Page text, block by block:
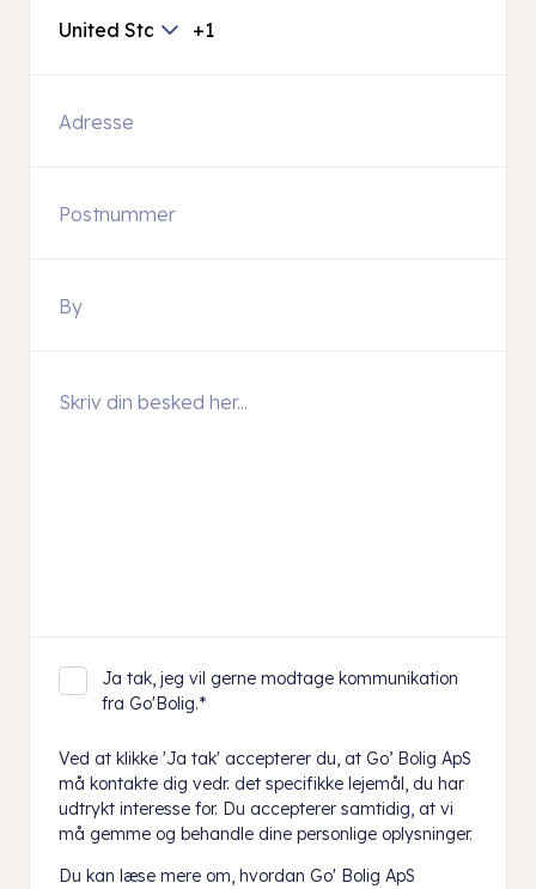
Ja tak, jeg vil gerne modtage kommunikation
fra Go'Bolig.*
Ved at klikke 'Ja tak' accepterer du, at Go’ Bolig ApS
må kontakte dig vedr. det specifikke lejemål, du har
udtrykt interesse for. Du accepterer samtidig, at vi
må gemme og behandle dine personlige oplysninger.
Du kan læse mere om, hvordan Go' Bolig ApS